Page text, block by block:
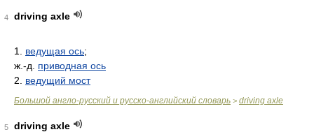
4 driving axle
1. ведущая ось;
ж.-д. приводная ось
2. ведущий мост
Большой англо-русский и русско-английский словарь > driving axle
5
driving axle